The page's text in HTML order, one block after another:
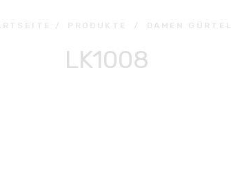
/ PRODUKTE / DAMEN GÜRTEL
LK1008